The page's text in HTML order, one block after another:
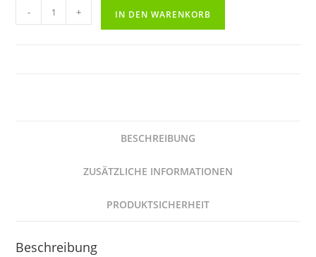
Schallplattenuhr-
Just-
- + IN DEN WARENKORB
BESCHREIBUNG
ZUSÄTZLICHE INFORMATIONEN
PRODUKTSICHERHEIT
Beschreibung